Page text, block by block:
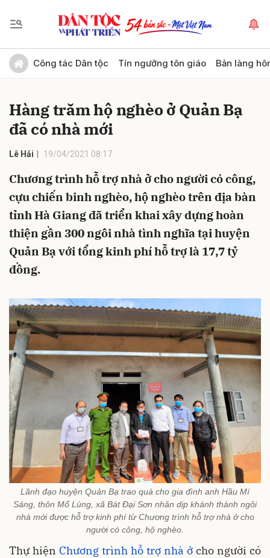
Công tác Dân tộc Tín ngưỡng tôn giáo Bản làng
Hàng trăm hộ nghèo ở Quản Bạ
đã có nhà mới
Lê Hải 19/04/2021 08:17
Chương trình hỗ trợ nhà ở cho người có công,
cựu chiến binh nghèo, hộ nghèo trên địa bàn
tỉnh Hà Giang đã triển khai xây dựng hoàn
thiện gần 300 ngôi nhà tình nghĩa tại huyện
Quản Bạ với tổng kinh phí hỗ trợ là 17,7 tỷ
đồng.
Lãnh đạo huyện Quản Bạ trao quà cho gia đình anh Hầu Mí
Sáng, thôn Mố Lùng, xã Bát Đại Sơn nhân dịp khánh thành ngôi
nhà mới được hỗ trợ kinh phí từ Chương trình hỗ trợ nhà ở cho
người có công, hộ nghèo.
Thự hiện Chương trình hỗ trợ nhà ở cho người có
Gửi bình luận
Hủy Gửi